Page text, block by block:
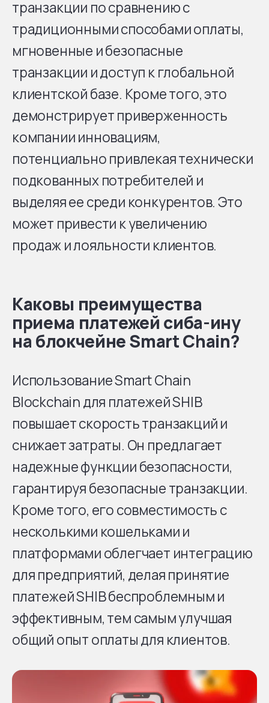
транзакции по сравнению с
традиционными способами оплаты,
мгновенные и безопасные
транзакции и доступ к глобальной
клиентской базе. Кроме того, это
демонстрирует приверженность
компании инновациям,
потенциально привлекая технически
подкованных потребителей и
выделяя ее среди конкурентов. Это
может привести к увеличению
продаж и лояльности клиентов.
Каковы преимущества
приема платежей сиба-ину
на блокчейне Smart Chain?
Использование Smart Chain
Blockchain для платежей SHIB
повышает скорость транзакций и
снижает затраты. Он предлагает
надежные функции безопасности,
гарантируя безопасные транзакции.
Кроме того, его совместимость с
несколькими кошельками и
платформами облегчает интеграцию
для предприятий, делая принятие
платежей SHIB беспроблемным и
эффективным, тем самым улучшая
общий опыт оплаты для клиентов.